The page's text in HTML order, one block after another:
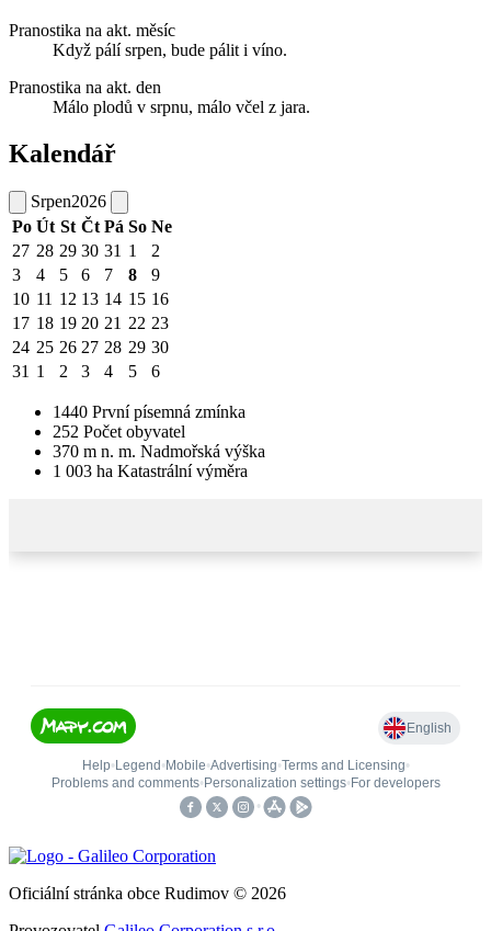
Pranostika na akt. měsíc
Když pálí srpen, bude pálit i víno.
Pranostika na akt. den
Málo plodů v srpnu, málo včel z jara.
Kalendář
Srpen2026
Po Út St Čt Pá So Ne
27 28 29 30 31 1
2
3
4 5 6 7 8
9
10 11 12 13 14 15 16
17 18 19 20 21 22 23
24 25 26 27 28 29 30
31 1 2 3 4 5 6
1440 První písemná zmínka
252 Počet obyvatel
370 m n. m. Nadmořská výška
1 003 ha Katastrální výměra
Oficiální stránka obce Rudimov © 2026